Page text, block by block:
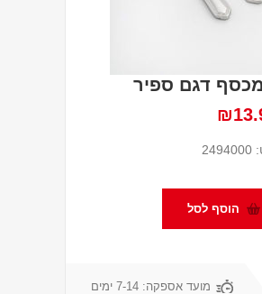
מכסף דגם ספיר
2494000
מועד אספקה: 7-14 ימים